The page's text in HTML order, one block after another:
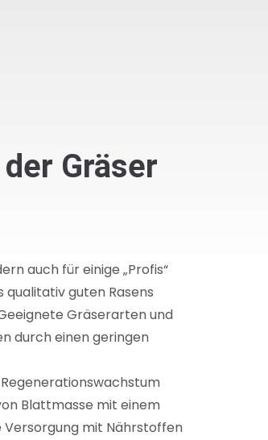
Gräser
auch für einige „Profis“
guten Rasens
Gräserarten und
durch einen geringen
Blattmasse mit einem
Versorgung mit Nährstoffen